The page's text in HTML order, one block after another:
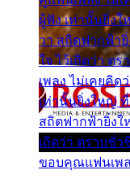
ผู้ฟัง เท่านั้นยิ่งใ
วา สถิตฟากฟ้า
ใจ ไว้เถิดว่า ต
เพลง ไม่เคยคิด
เท่านั้นยิ่งใหญ่ ที่
สถิตฟากฟ้ายิ่งใ
เถิดว่า ตราบชั่
ขอบคุณแฟนเพล